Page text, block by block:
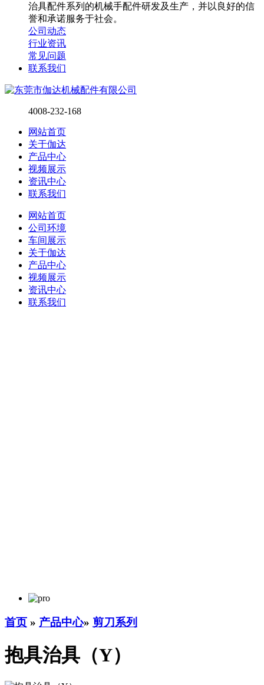
治具配件系列的机械手配件研发及生产，并以良好的信
誉和承诺服务于社会。
公司动态
行业资讯
常见问题
联系我们
4008-232-168
网站首页
关于伽达
产品中心
视频展示
资讯中心
联系我们
网站首页
公司环境
车间展示
关于伽达
产品中心
视频展示
资讯中心
联系我们
首页 » 产品中心» 剪刀系列
抱具治具（Y）